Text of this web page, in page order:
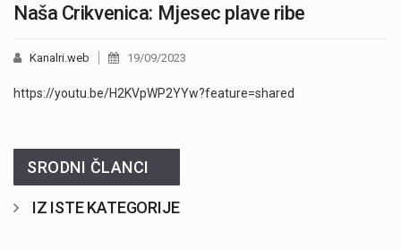
Naša Crikvenica: Mjesec plave ribe
Kanalri.web 19/09/2023
https://youtu.be/H2KVpWP2YYw?feature=shared
SRODNI ČLANCI
IZ ISTE KATEGORIJE